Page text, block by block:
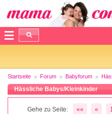
Startseite Forum Babyforum
Hässliche Babys/Kleinkinder
Gehe zu Seite: «« «